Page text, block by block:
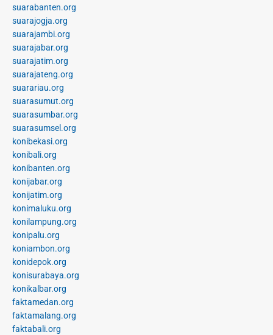
suarabanten.org
suarajogja.org
suarajambi.org
suarajabar.org
suarajatim.org
suarajateng.org
suarariau.org
suarasumut.org
suarasumbar.org
suarasumsel.org
konibekasi.org
konibali.org
konibanten.org
konijabar.org
konijatim.org
konimaluku.org
konilampung.org
konipalu.org
koniambon.org
konidepok.org
konisurabaya.org
konikalbar.org
faktamedan.org
faktamalang.org
faktabali.org